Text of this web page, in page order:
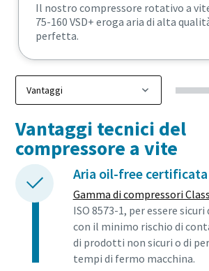
Il nostro compressore rotativo a
75-160 VSD+ eroga aria di alta
perfetta.
Vantaggi tecnici del
compressore a vite
Aria oil-free certificata
Gamma di compressori
ISO 8573-1, per essere
con il minimo rischio di
di prodotti non sicuri o di
tempi di fermo macchina.